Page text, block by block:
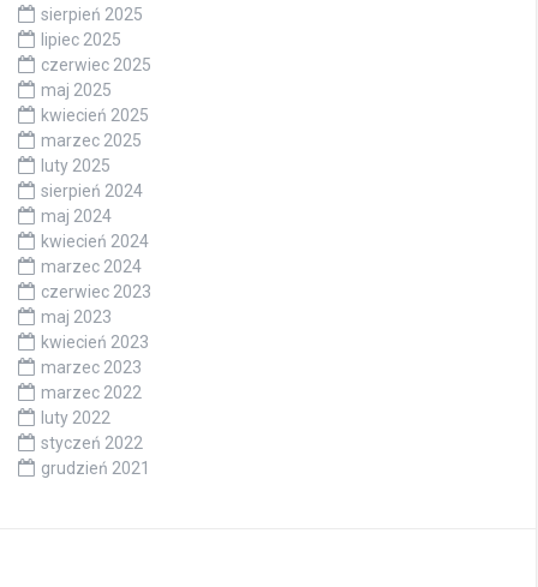
sierpień 2025
lipiec 2025
czerwiec 2025
maj 2025
kwiecień 2025
marzec 2025
luty 2025
sierpień 2024
maj 2024
kwiecień 2024
marzec 2024
czerwiec 2023
maj 2023
kwiecień 2023
marzec 2023
marzec 2022
luty 2022
styczeń 2022
grudzień 2021